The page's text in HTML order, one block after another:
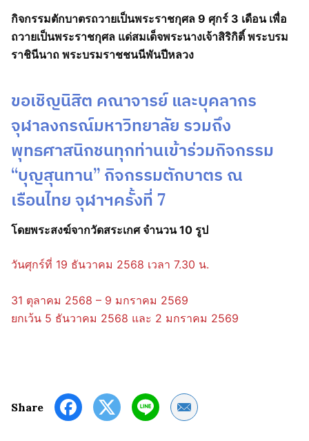
กิจกรรมตักบาตรถวายเป็นพระราชกุศล 9 ศุกร์ 3 เดือน เพื่อ
ถวายเป็นพระราชกุศล แด่สมเด็จพระนางเจ้าสิริกิติ์ พระบรม
ราชินีนาถ พระบรมราชชนนีพันปีหลวง
ขอเชิญนิสิต คณาจารย์ และบุคลากร
จุฬาลงกรณ์มหาวิทยาลัย รวมถึง
พุทธศาสนิกชนทุกท่านเข้าร่วมกิจกรรม
“บุญสุนทาน” กิจกรรมตักบาตร ณ
เรือนไทย จุฬาฯครั้งที่ 7
โดยพระสงฆ์จากวัดสระเกศ จำนวน 10 รูป
วันศุกร์ที่ 19 ธันวาคม 2568 เวลา 7.30 น.
31 ตุลาคม 2568 – 9 มกราคม 2569
ยกเว้น 5 ธันวาคม 2568 และ 2 มกราคม 2569
Share Share by Email